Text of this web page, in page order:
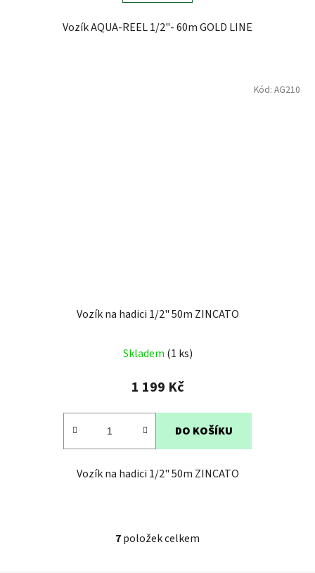
Vozík AQUA-REEL 1/2"- 60m GOLD LINE
Vozík na hadici 1/2" 50m ZINCATO
hodnocení
produktu
4,1
hvězdiček.
Skladem (1 ks)
1 199 Kč
DO KOŠÍKU
Vozík na hadici 1/2" 50m ZINCATO
Kód: AG210
O
7položek celkem